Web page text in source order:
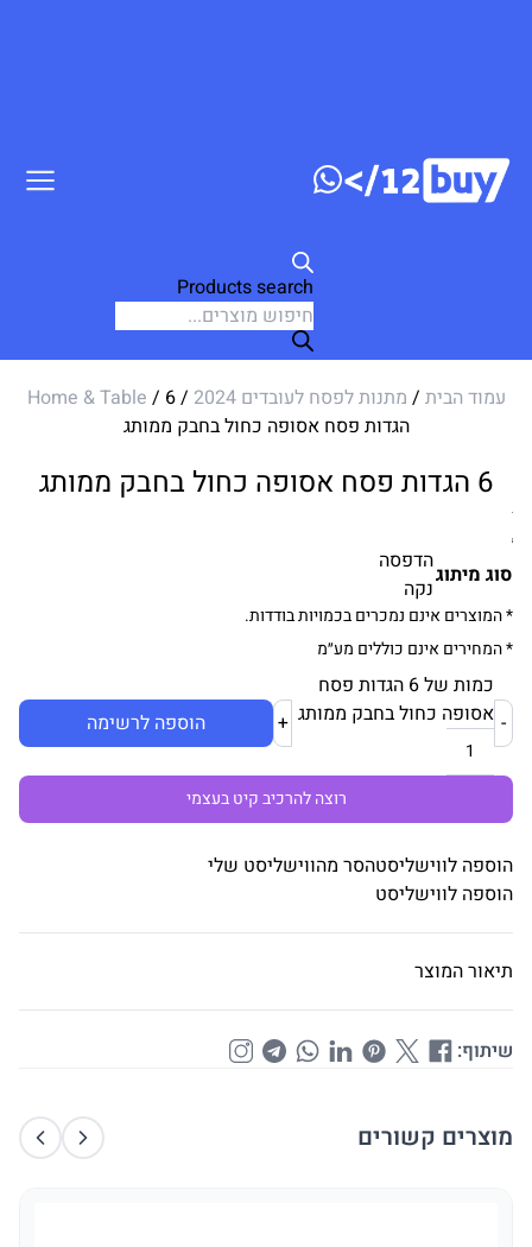
Products search
עמוד הבית / מתנות לפסח לעובדים 2024 /
Home & Table / 6
הגדות פסח אסופה כחול בחבק ממותג
6 הגדות פסח אסופה כחול בחבק ממותג
סוג מיתוגהדפסה
נקה
* המוצרים אינם נמכרים בכמויות בודדות.
* המחירים אינם כוללים מע״מ
-
כמות של 6 הגדות פסח
אסופה כחול בחבק ממותג + הוספה לרשימה
רוצה להרכיב קיט בעצמי
הוספה לווישליסטהסר מהווישליסט שלי
הוספה לווישליסט
תיאור המוצר
שיתוף:
מוצרים קשורים